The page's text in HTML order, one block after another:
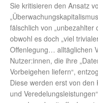
Sie kritisieren den Ansatz
fälschlich von „unbezahlter
obwohl es doch „viel
Offenlegung… alltäglichen
Nutzer:innen, die ihre
Vorbeigehen liefern“,
Diese werden erst von den
und